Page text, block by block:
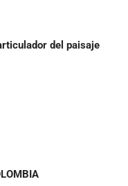
del paisaje